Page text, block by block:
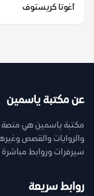
آغوتا كريستوف
عن مكتبة ياسمين
مكتبة ياسمين هي منصة
سيرفرات وروابط مباشرة
روابط سريعة